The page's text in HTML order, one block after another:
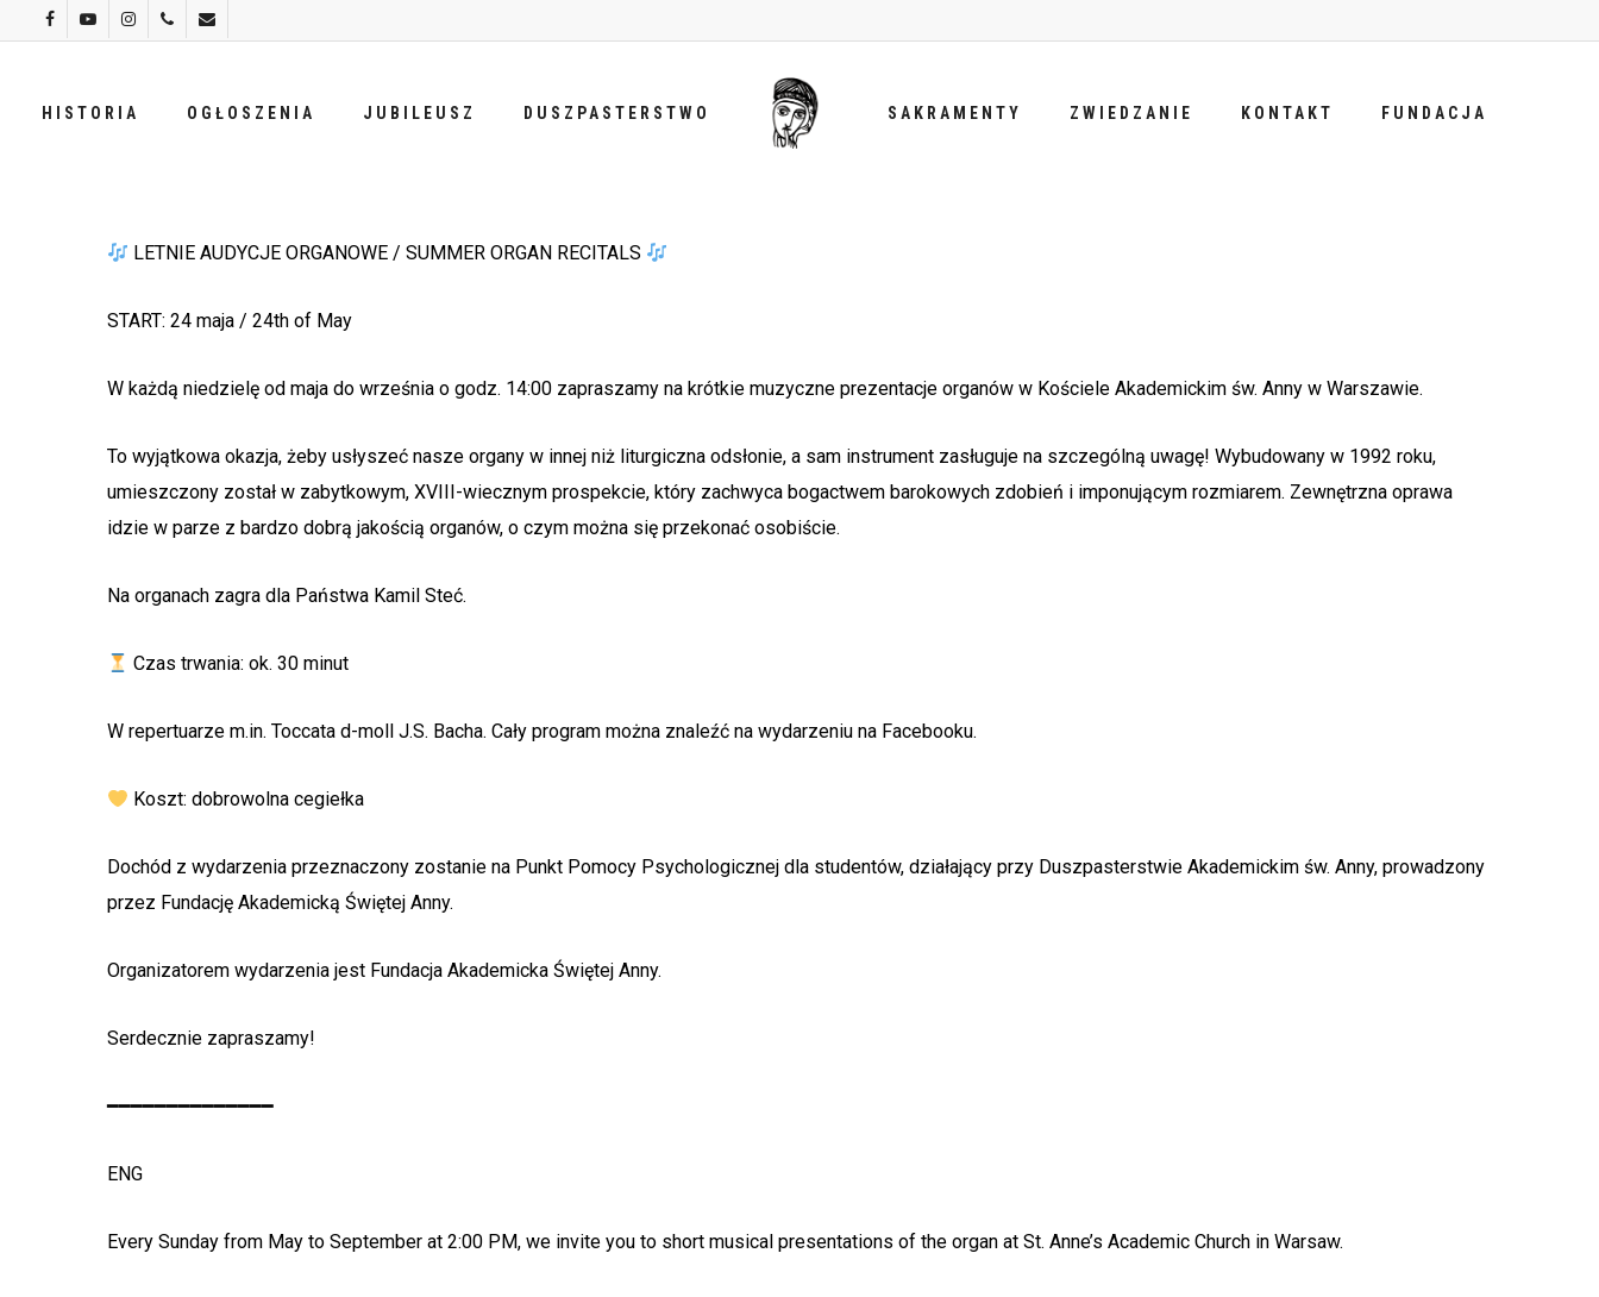
content
facebookyoutubeinstagramphoneemail
HISTORIA OGŁOSZENIA JUBILEUSZ DUSZPASTERSTWO SAKRAMENTY ZWIEDZANIE KONTAKT FUNDACJA
LETNIE AUDYCJE ORGANOWE / SUMMER ORGAN RECITALS
START: 24 maja / 24th of May
W każdą niedzielę od maja do września o godz. 14:00 zapraszamy na krótkie muzyczne prezentacje organów w Kościele Akademickim św. Anny w Warszawie.
To wyjątkowa okazja, żeby usłyszeć nasze organy w innej niż liturgiczna odsłonie, a sam instrument zasługuje na szczególną uwagę! Wybudowany w 1992 roku,
umieszczony został w zabytkowym, XVIII-wiecznym prospekcie, który zachwyca bogactwem barokowych zdobień i imponującym rozmiarem. Zewnętrzna oprawa
idzie w parze z bardzo dobrą jakością organów, o czym można się przekonać osobiście.
Na organach zagra dla Państwa Kamil Steć.
Czas trwania: ok. 30 minut
W repertuarze m.in. Toccata d-moll J.S. Bacha. Cały program można znaleźć na wydarzeniu na Facebooku.
Koszt: dobrowolna cegiełka
Dochód z wydarzenia przeznaczony zostanie na Punkt Pomocy Psychologicznej dla studentów, działający przy Duszpasterstwie Akademickim św. Anny, prowadzony
przez Fundację Akademicką Świętej Anny.
Organizatorem wydarzenia jest Fundacja Akademicka Świętej Anny.
Serdecznie zapraszamy!
━━━━━━━━━━━━━━
ENG
Every Sunday from May to September at 2:00 PM, we invite you to short musical presentations of the organ at St. Anne’s Academic Church in Warsaw.